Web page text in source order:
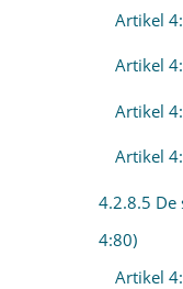
Artikel
Artikel
Artikel
Artikel
4.2.8.5 De
4:80)
Artikel